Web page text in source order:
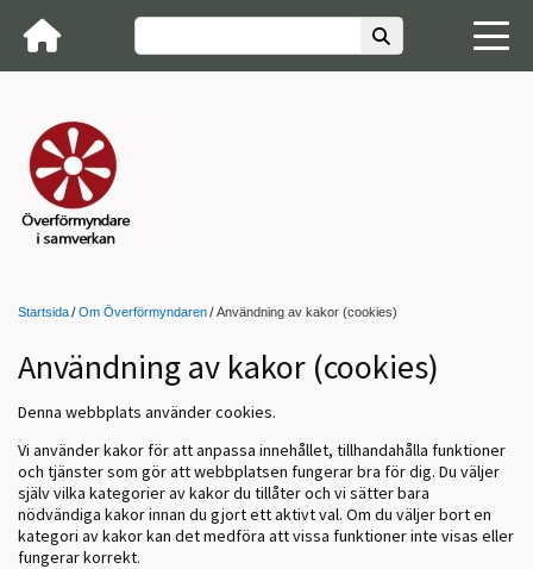
Startsida Om Överförmyndaren Användning av kakor (cookies)
Användning av kakor (cookies)
Denna webbplats använder cookies.
Vi använder kakor för att anpassa innehållet, tillhandahålla funktioner
och tjänster som gör att webbplatsen fungerar bra för dig. Du väljer
själv vilka kategorier av kakor du tillåter och vi sätter bara
nödvändiga kakor innan du gjort ett aktivt val. Om du väljer bort en
kategori av kakor kan det medföra att vissa funktioner inte visas eller
fungerar korrekt.